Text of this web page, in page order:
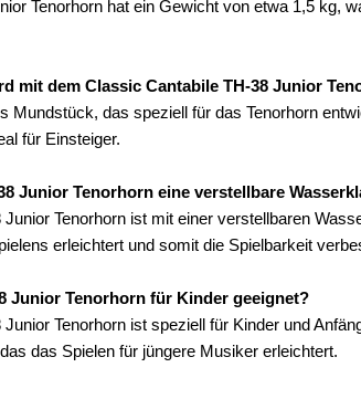
Tenorhorn hat ein Gewicht von etwa 1,5 kg,
mit dem Classic Cantabile TH-38 Junior
Mundstück, das speziell für das Tenorhorn
für Einsteiger.
Junior Tenorhorn eine verstellbare
Tenorhorn ist mit einer verstellbaren
erleichtert und somit die Spielbarkeit
Junior Tenorhorn für Kinder geeignet?
Tenorhorn ist speziell für Kinder und
das Spielen für jüngere Musiker erleichtert.